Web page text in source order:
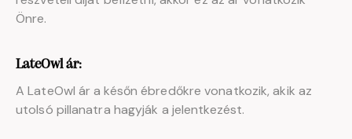
Önre.
LateOwl ár:
A LateOwl ár a későn ébredőkre vonatkozik, akik az
utolsó pillanatra hagyják a jelentkezést.